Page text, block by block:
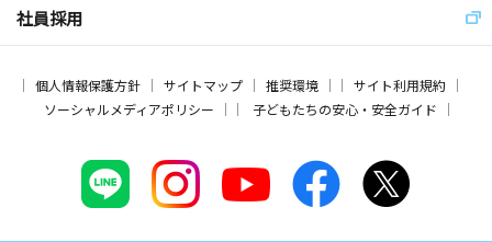
社員採用
個人情報保護方針 サイトマップ 推奨環境
サイト利用規約
ソーシャルメディアポリシー
子どもたちの安心・安全ガイド